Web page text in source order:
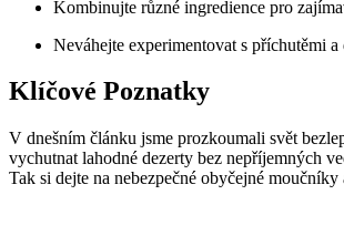
Kombinujte různé ingredience pro
Neváhejte experimentovat s příchutěmi a
Klíčové Poznatky
V dnešním článku jsme prozkoumali⁤ svět
vychutnat lahodné​ dezerty bez nepříjemných‍
Tak si dejte⁤ na nebezpečné obyčejné